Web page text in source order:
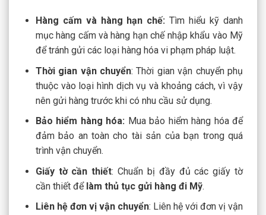
Hàng cấm và hàng hạn chế: Tìm hiểu kỹ danh
mục hàng cấm và hàng hạn chế nhập khẩu vào Mỹ
để tránh gửi các loại hàng hóa vi phạm pháp luật.
Thời gian vận chuyển: Thời gian vận chuyển phụ
thuộc vào loại hình dịch vụ và khoảng cách, vì vậy
nên gửi hàng trước khi có nhu cầu sử dụng.
Bảo hiểm hàng hóa: Mua bảo hiểm hàng hóa để
đảm bảo an toàn cho tài sản của bạn trong quá
trình vận chuyển.
Giấy tờ cần thiết: Chuẩn bị đầy đủ các giấy tờ
cần thiết để làm thủ tục gửi hàng đi Mỹ.
Liên hệ đơn vị vận chuyển: Liên hệ với đơn vị vận